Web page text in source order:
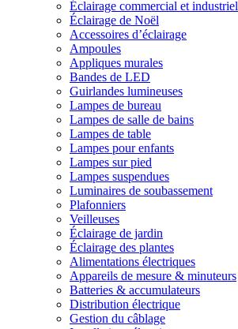
Éclairage commercial et industriel
Éclairage de Noël
Accessoires d’éclairage
Ampoules
Appliques murales
Bandes de LED
Guirlandes lumineuses
Lampes de bureau
Lampes de salle de bains
Lampes de table
Lampes pour enfants
Lampes sur pied
Lampes suspendues
Luminaires de soubassement
Plafonniers
Veilleuses
Éclairage de jardin
Éclairage des plantes
Alimentations électriques
Appareils de mesure & minuteurs
Batteries & accumulateurs
Distribution électrique
Gestion du câblage